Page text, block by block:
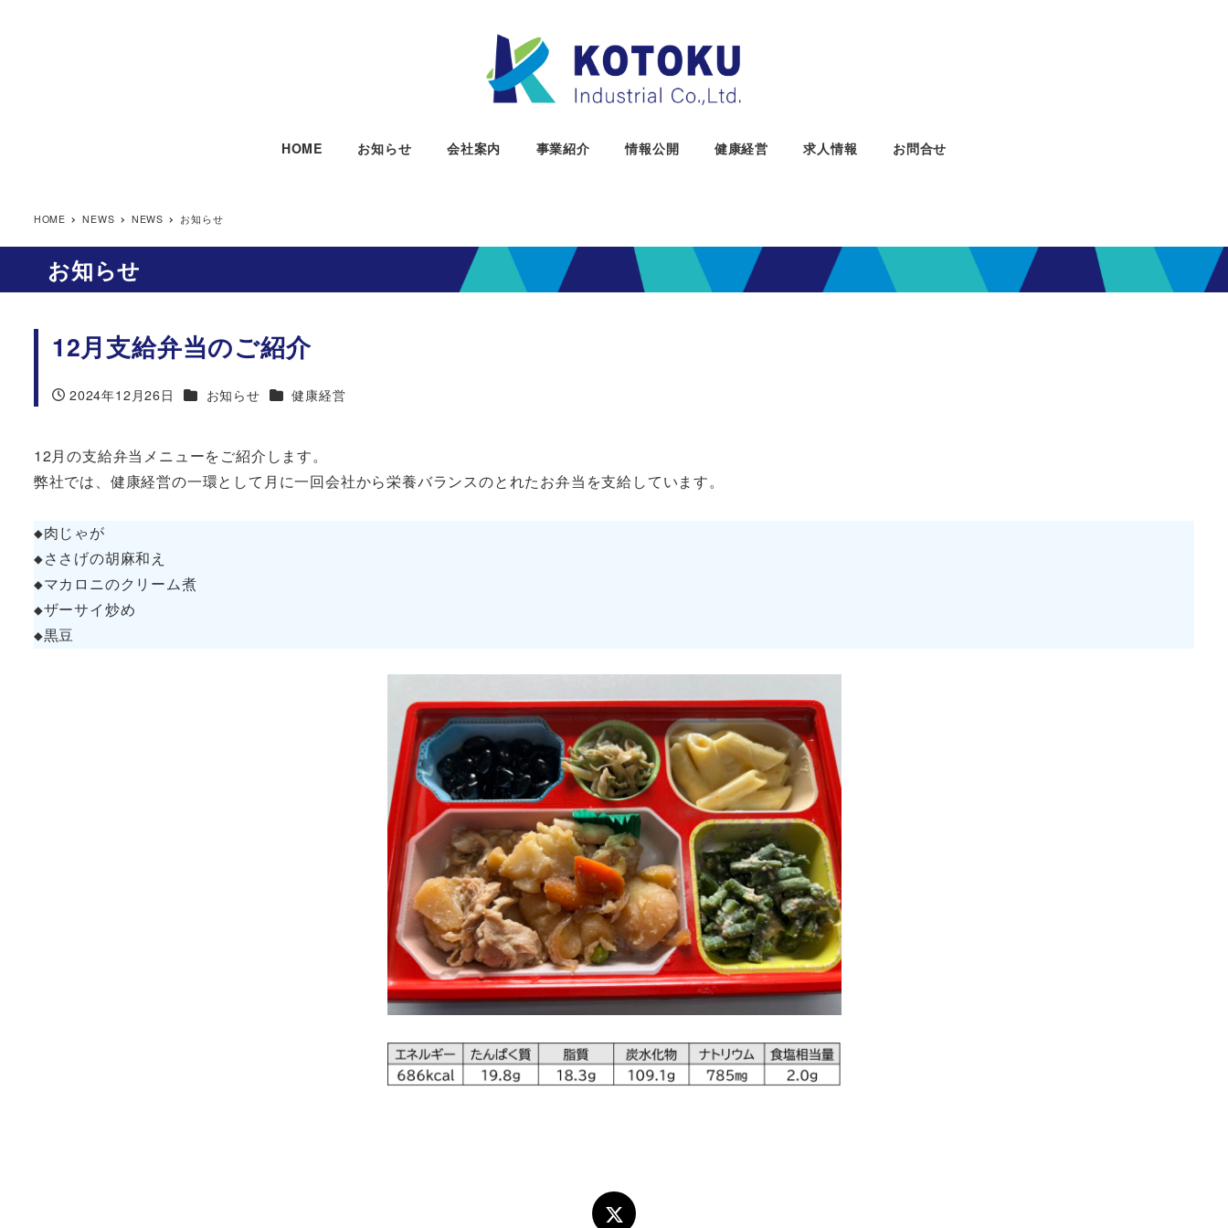
HOME お知らせ 会社案内 事業紹介 情報公開 健康経営 求人情報 お問合せ
HOME NEWS NEWS お知らせ
お知らせ
12月支給弁当のご紹介
投稿日
2024年12月26日 カテゴリー
お知らせ カテゴリー
健康経営
12月の支給弁当メニューをご紹介します。
弊社では、健康経営の一環として月に一回会社から栄養バランスのとれたお弁当を支給しています。
◆肉じゃが
◆ささげの胡麻和え
◆マカロニのクリーム煮
◆ザーサイ炒め
◆黒豆